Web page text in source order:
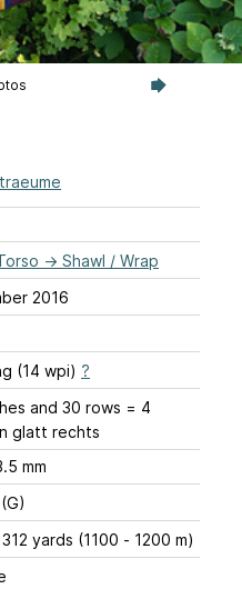
→ Shawl / Wrap
2016
(14 wpi) ?
and 30 rows = 4
glatt rechts
- 3.5 mm
yards (1100 - 1200 m)